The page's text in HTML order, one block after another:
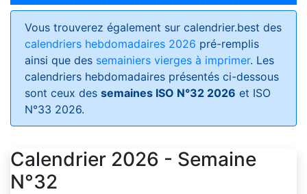
Vous trouverez également sur calendrier.best des
calendriers hebdomadaires 2026 pré-remplis
ainsi que des semainiers vierges à imprimer. Les
calendriers hebdomadaires présentés ci-dessous
sont ceux des semaines ISO N°32 2026 et ISO
N°33 2026.
Calendrier 2026 - Semaine
N°32